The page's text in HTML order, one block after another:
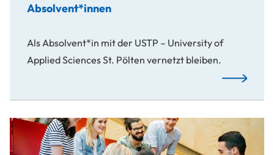
Absolvent*innen
Als Absolvent*in mit der USTP – University of
Applied Sciences St. Pölten vernetzt bleiben.
Mehr…